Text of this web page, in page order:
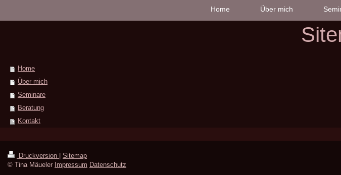
Home Über mich
Home
Über mich
Seminare
Beratung
Kontakt
Druckversion | Sitemap
© Tina Mäueler Impressum Datenschutz